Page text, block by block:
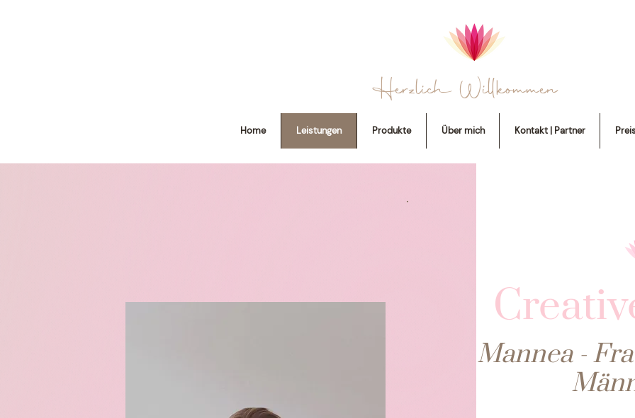
Herzlich Willkommen
Home Leistungen Produkte Über mich Kontakt | Partner
Mannea -